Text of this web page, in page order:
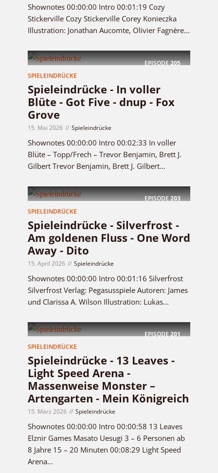
Shownotes 00:00:00 Intro 00:01:19 Cozy
Stickerville Cozy Stickerville Corey Konieczka
Illustration: Jonathan Aucomte, Olivier Fagnère...
EPISODE205
SPIELEINDRÜCKE
Spieleindrücke - In voller
Blüte - Got Five - dnup - Fox
Grove
15. Mai 2026 Spieleindrücke
Shownotes 00:00:00 Intro 00:02:33 In voller
Blüte – Topp/Frech – Trevor Benjamin, Brett J.
Gilbert Trevor Benjamin, Brett J. Gilbert...
EPISODE203
SPIELEINDRÜCKE
Spieleindrücke - Silverfrost -
Am goldenen Fluss - One Word
Away - Dito
15. April 2026 Spieleindrücke
Shownotes 00:00:00 Intro 00:01:16 Silverfrost
Silverfrost Verlag: Pegasusspiele Autoren: James
und Clarissa A. Wilson Illustration: Lukas...
EPISODE201
SPIELEINDRÜCKE
Spieleindrücke - 13 Leaves -
Light Speed Arena -
Massenweise Monster –
Artengarten - Mein Königreich
15. März 2026 Spieleindrücke
Shownotes 00:00:00 Intro 00:00:58 13 Leaves
Elznir Games Masato Uesugi 3 – 6 Personen ab
8 Jahre 15 – 20 Minuten 00:08:29 Light Speed
Arena...